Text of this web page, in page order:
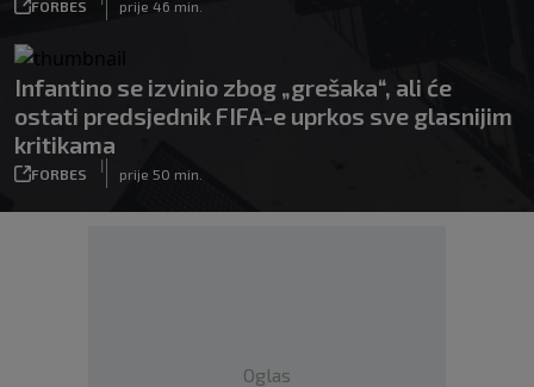
FORBES prije 46 min.
Infantino se izvinio zbog „grešaka“, ali će
ostati predsjednik FIFA-e uprkos sve glasnijim
kritikama
FORBES
|
prije 50 min.
Oglas